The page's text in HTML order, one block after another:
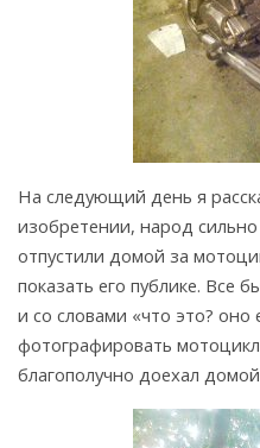
На следующий день я
изобретении, народ
отпустили домой за
показать его публике. Все
и со словами «что это?
фотографировать
благополучно доехал